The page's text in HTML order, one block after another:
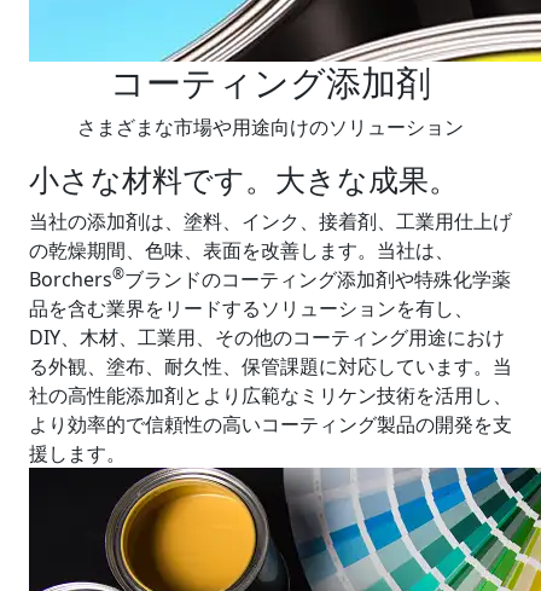
コーティング添加剤
さまざまな市場や用途向けのソリューション
小さな材料です。大きな成果。
当社の添加剤は、塗料、インク、接着剤、工業用仕上げ
の乾燥期間、色味、表面を改善します。当社は、
Borchers®ブランドのコーティング添加剤や特殊化学薬
品を含む業界をリードするソリューションを有し、
DIY、木材、工業用、その他のコーティング用途におけ
る外観、塗布、耐久性、保管課題に対応しています。当
社の高性能添加剤とより広範なミリケン技術を活用し、
より効率的で信頼性の高いコーティング製品の開発を支
援します。